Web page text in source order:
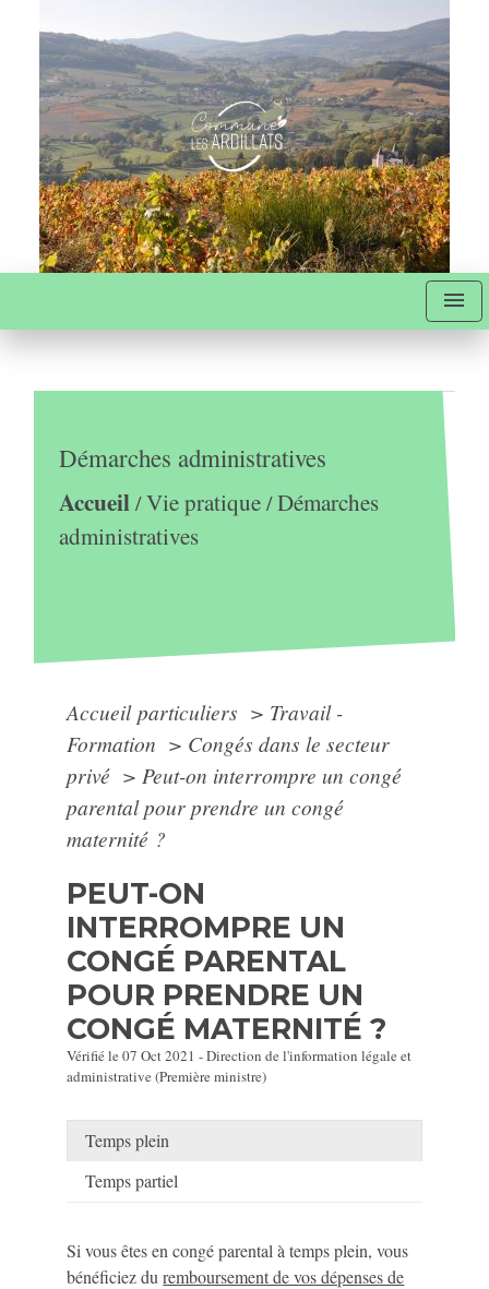
menu
Démarches administratives
Accueil/Vie pratique/Démarches
administratives
Accueil particuliers > Travail -
Formation > Congés dans le secteur
privé > Peut-on interrompre un congé
parental pour prendre un congé
maternité ?
PEUT-ON
INTERROMPRE UN
CONGÉ PARENTAL
POUR PRENDRE UN
CONGÉ MATERNITÉ ?
Vérifié le 07 Oct 2021 - Direction de l'information légale et
administrative (Première ministre)
Temps plein
Temps partiel
Si vous êtes en congé parental à temps plein, vous
bénéficiez duremboursement de vos dépenses de